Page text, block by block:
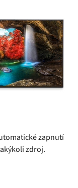
zapnutí
zdroj.